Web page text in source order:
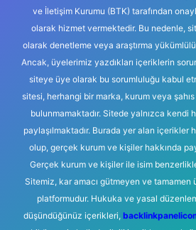
ve İletişim Kurumu (BTK) tarafından
olarak hizmet vermektedir. Bu nedenle,
olarak denetleme veya araştırma
Ancak, üyelerimiz yazdıkları içeriklerin
siteye üye olarak bu sorumluluğu kabul
sitesi, herhangi bir marka, kurum veya
bulunmamaktadır. Sitede yalnızca kendi
paylaşılmaktadır. Burada yer alan içerikler
olup, gerçek kurum ve kişiler hakkında
Gerçek kurum ve kişiler ile isim
Sitemiz, kar amacı gütmeyen ve tamamen
platformudur. Hukuka ve yasal
düşündüğünüz içerikleri,